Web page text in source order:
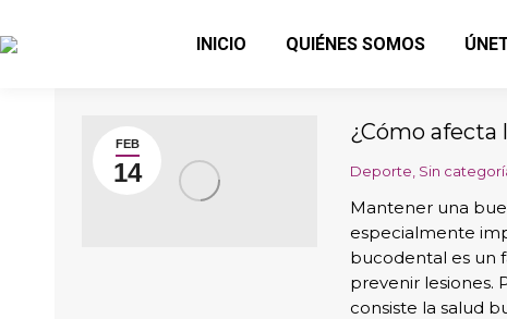
INICIO QUIÉNES SOMOS
FEB
14
¿Cómo afecta
Deporte Sin
Mantener una
especialmente
bucodental es un
prevenir lesiones.
consiste la salud